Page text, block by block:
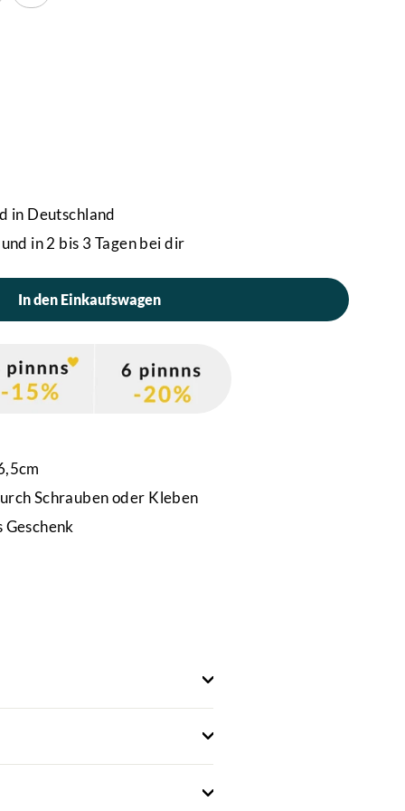
in Deutschland
in 2 bis 3 Tagen bei dir
In den Einkaufswagen
Schrauben oder Kleben
Geschenk